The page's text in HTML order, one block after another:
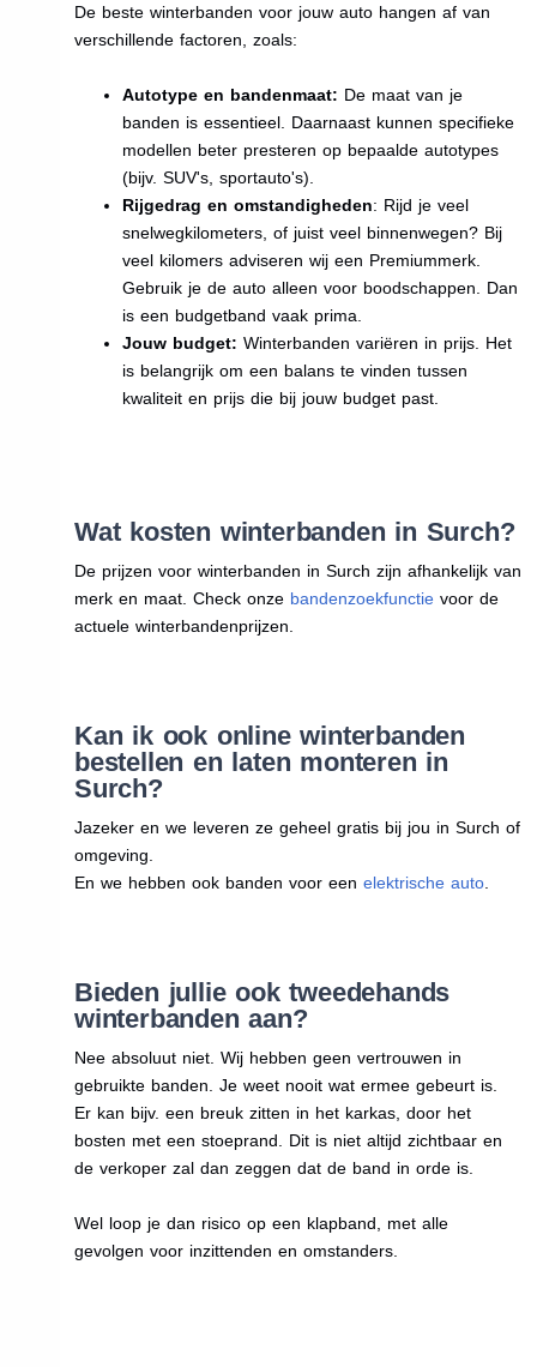
De beste winterbanden voor jouw auto hangen af van
verschillende factoren, zoals:
Autotype en bandenmaat: De maat van je
banden is essentieel. Daarnaast kunnen specifieke
modellen beter presteren op bepaalde autotypes
(bijv. SUV's, sportauto's).
Rijgedrag en omstandigheden: Rijd je veel
snelwegkilometers, of juist veel binnenwegen? Bij
veel kilomers adviseren wij een Premiummerk.
Gebruik je de auto alleen voor boodschappen. Dan
is een budgetband vaak prima.
Jouw budget: Winterbanden variëren in prijs. Het
is belangrijk om een balans te vinden tussen
kwaliteit en prijs die bij jouw budget past.
Wat kosten winterbanden in Surch?
De prijzen voor winterbanden in Surch zijn afhankelijk van
merk en maat. Check onze bandenzoekfunctievoor de
actuele winterbandenprijzen.
Kan ik ook online winterbanden
bestellen en laten monteren in
Surch?
Jazeker en we leveren ze geheel gratis bij jou in Surch of
omgeving.
En we hebben ook banden voor een elektrische auto.
Bieden jullie ook tweedehands
winterbanden aan?
Nee absoluut niet. Wij hebben geen vertrouwen in
gebruikte banden. Je weet nooit wat ermee gebeurt is.
Er kan bijv. een breuk zitten in het karkas, door het
bosten met een stoeprand. Dit is niet altijd zichtbaar en
de verkoper zal dan zeggen dat de band in orde is.
Wel loop je dan risico op een klapband, met alle
gevolgen voor inzittenden en omstanders.